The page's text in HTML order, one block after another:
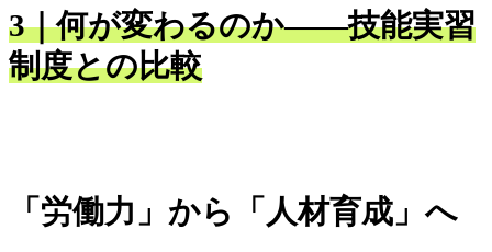
3｜何が変わるのか——技能実習
制度との比較
「労働力」から「人材育成」へ